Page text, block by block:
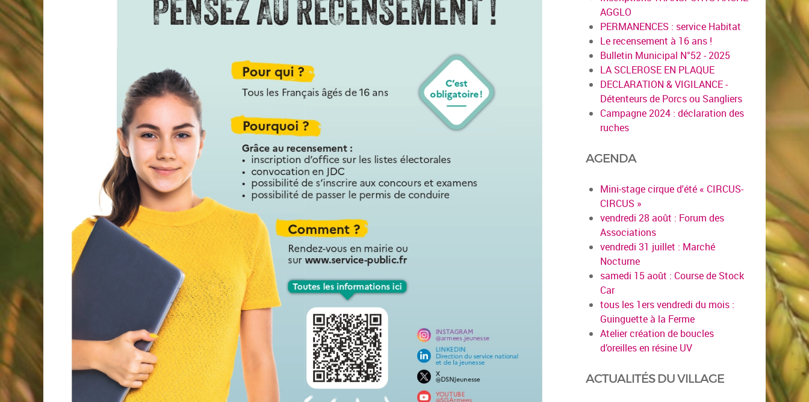
AGGLO
PERMANENCES : service Habitat
Le recensement à 16 ans !
Bulletin Municipal N°52 - 2025
LA SCLEROSE EN PLAQUE
DECLARATION & VIGILANCE -
Détenteurs de Porcs ou Sangliers
Campagne 2024 : déclaration des
ruches
AGENDA
Mini-stage cirque d'été « CIRCUS-
CIRCUS »
vendredi 28 août : Forum des
Associations
vendredi 31 juillet : Marché
Nocturne
samedi 15 août : Course de Stock
Car
tous les 1ers vendredi du mois :
Guinguette à la Ferme
Atelier création de boucles
d’oreilles en résine UV
ACTUALITÉS DU VILLAGE